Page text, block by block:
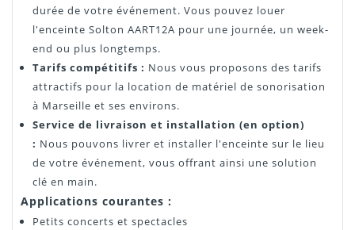
durée de votre événement. Vous pouvez louer
l'enceinte Solton AART12A pour une journée, un week-
end ou plus longtemps.
Tarifs compétitifs : Nous vous proposons des tarifs
attractifs pour la location de matériel de sonorisation
à Marseille et ses environs.
Service de livraison et installation (en option)
: Nous pouvons livrer et installer l'enceinte sur le lieu
de votre événement, vous offrant ainsi une solution
clé en main.
Applications courantes :
Petits concerts et spectacles